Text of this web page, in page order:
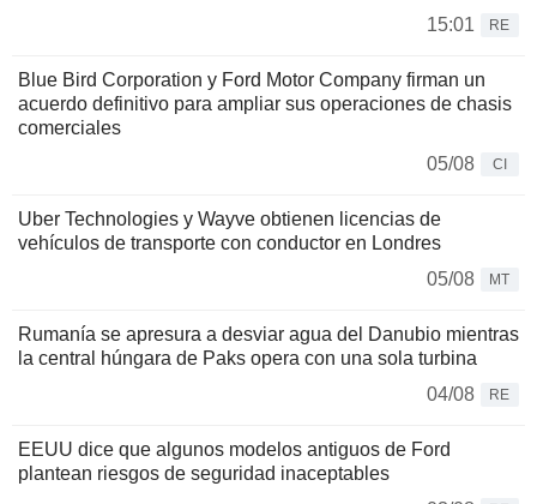
15:01
RE
Blue Bird Corporation y Ford Motor Company firman un
acuerdo definitivo para ampliar sus operaciones de chasis
comerciales
05/08
CI
Uber Technologies y Wayve obtienen licencias de
vehículos de transporte con conductor en Londres
05/08
MT
Rumanía se apresura a desviar agua del Danubio mientras
la central húngara de Paks opera con una sola turbina
04/08
RE
EEUU dice que algunos modelos antiguos de Ford
plantean riesgos de seguridad inaceptables